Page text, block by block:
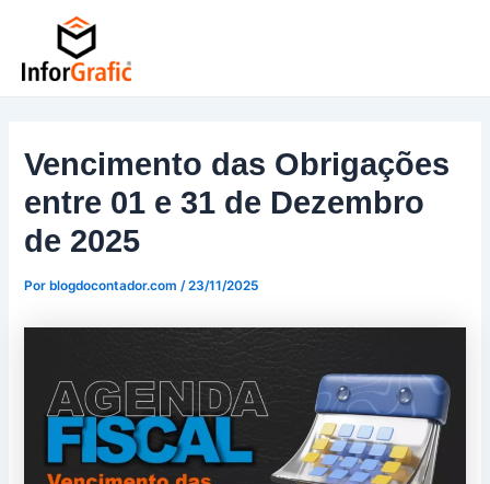
Vencimento das Obrigações
entre 01 e 31 de Dezembro
de 2025
Por blogdocontador.com/23/11/2025
navigation